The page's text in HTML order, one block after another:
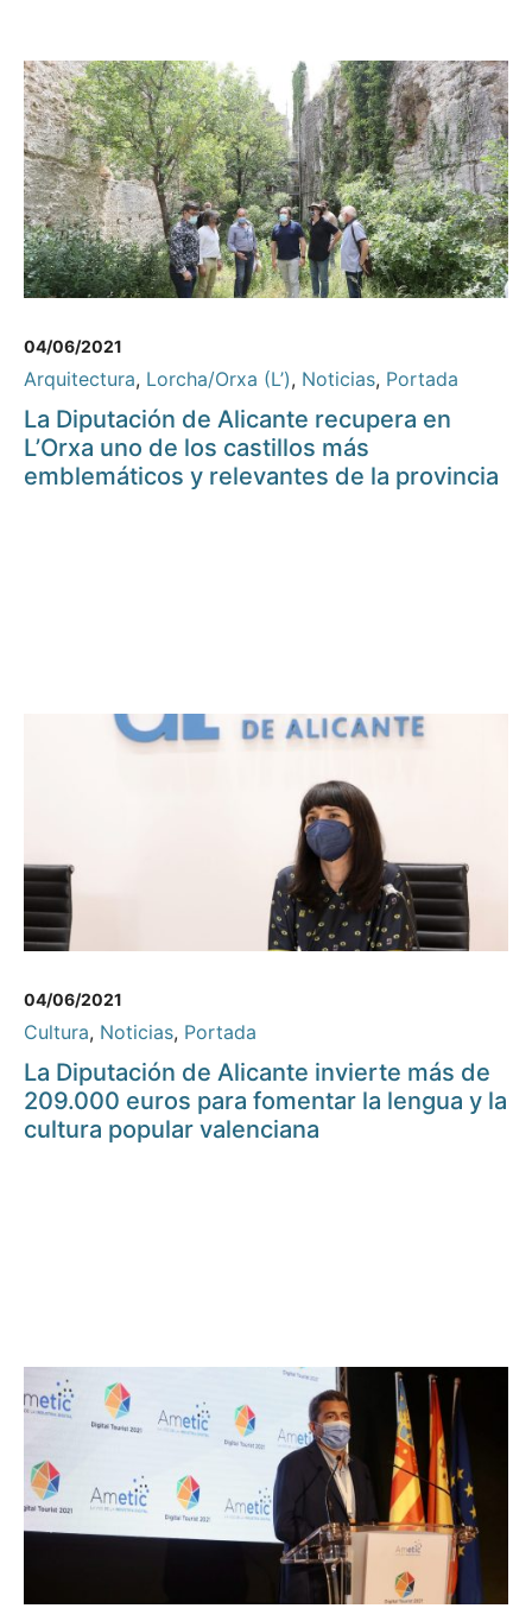
04/06/2021
Arquitectura, Lorcha/Orxa (L’), Noticias, Portada
La Diputación de Alicante recupera en
L’Orxa uno de los castillos más
emblemáticos y relevantes de la provincia
04/06/2021
Cultura, Noticias, Portada
La Diputación de Alicante invierte más de
209.000 euros para fomentar la lengua y la
cultura popular valenciana